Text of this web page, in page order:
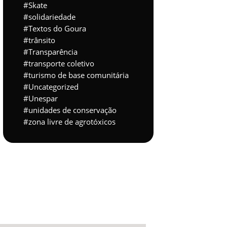
Skate
solidariedade
Textos do Goura
trânsito
Transparência
transporte coletivo
turismo de base comunitária
Uncategorized
Unespar
unidades de conservação
zona livre de agrotóxicos